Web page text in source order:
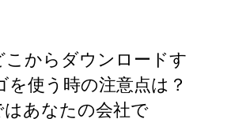
こからダウンロードす
を使う時の注意点は？
あなたの会社で